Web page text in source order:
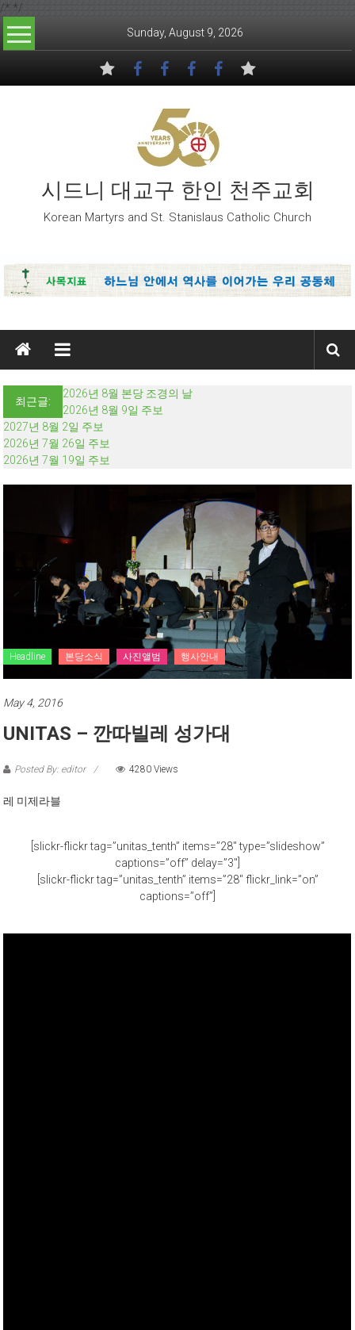
/* */
Skip to content
Sunday, August 9, 2026
시드니 대교구 한인 천주교회
Korean Martyrs and St. Stanislaus Catholic Church
최근글:
2026년 8월 본당 조경의 날
2026년 8월 9일 주보
2027년 8월 2일 주보
2026년 7월 26일 주보
2026년 7월 19일 주보
Headline 본당소식 사진앨범 행사안내
May 4, 2016
UNITAS – 깐따빌레 성가대
Posted By: editor 4280 Views
레 미제라블
[slickr-flickr tag=”unitas_tenth” items=”28″ type=”slideshow”
captions=”off” delay=”3″]
[slickr-flickr tag=”unitas_tenth” items=”28″ flickr_link=”on”
captions=”off”]